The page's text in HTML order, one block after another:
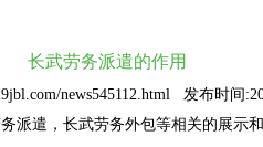
长武劳务派遣的作用
news545112.html 发布时间
务派遣，长武劳务外包等相关的展示